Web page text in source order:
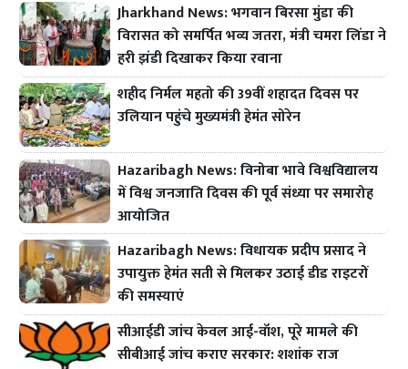
Jharkhand News: भगवान बिरसा मुंडा की
विरासत को समर्पित भव्य जतरा, मंत्री चमरा लिंडा ने
हरी झंडी दिखाकर किया रवाना
शहीद निर्मल महतो की 39वीं शहादत दिवस पर
उलियान पहुंचे मुख्यमंत्री हेमंत सोरेन
Hazaribagh News: विनोबा भावे विश्वविद्यालय
में विश्व जनजाति दिवस की पूर्व संध्या पर समारोह
आयोजित
Hazaribagh News: विधायक प्रदीप प्रसाद ने
उपायुक्त हेमंत सती से मिलकर उठाई डीड राइटरों
की समस्याएं
सीआईडी जांच केवल आई-वॉश, पूरे मामले की
सीबीआई जांच कराए सरकार: शशांक राज